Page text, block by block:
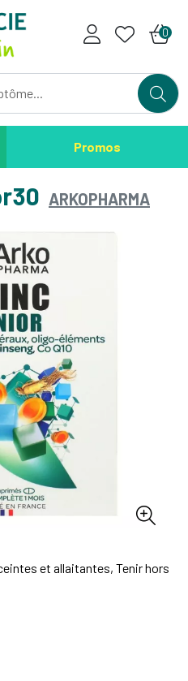
Pharmacie du Therain Votre
0
Promos
ARKOPHARMA
et allaitantes, Tenir hors